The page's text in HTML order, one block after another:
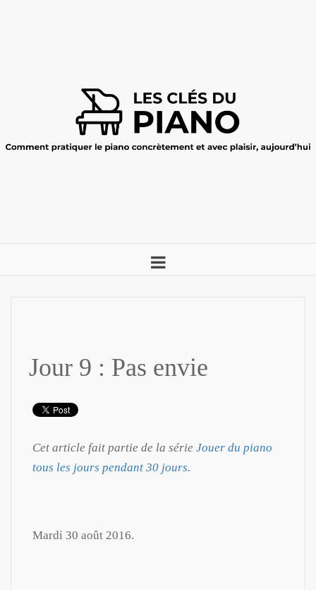
Jour 9 : Pas envie
Cet article fait partie de la série Jouer du piano
tous les jours pendant 30 jours.
Mardi 30 août 2016.